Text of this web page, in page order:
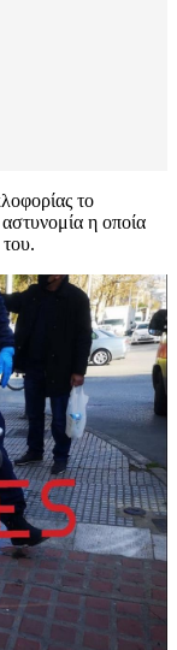
το
αστυνομία η οποία
του.